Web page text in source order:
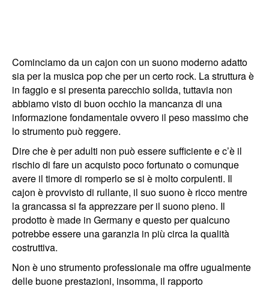
Cominciamo da un cajon con un suono moderno adatto
sia per la musica pop che per un certo rock. La struttura è
in faggio e si presenta parecchio solida, tuttavia non
abbiamo visto di buon occhio la mancanza di una
informazione fondamentale ovvero il peso massimo che
lo strumento può reggere.
Dire che è per adulti non può essere sufficiente e c’è il
rischio di fare un acquisto poco fortunato o comunque
avere il timore di romperlo se si è molto corpulenti. Il
cajon è provvisto di rullante, il suo suono è ricco mentre
la grancassa si fa apprezzare per il suono pieno. Il
prodotto è made in Germany e questo per qualcuno
potrebbe essere una garanzia in più circa la qualità
costruttiva.
Non è uno strumento professionale ma offre ugualmente
delle buone prestazioni, insomma, il rapporto